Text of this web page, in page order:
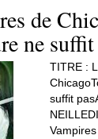
de
ne suffit
TITRE :
suffit